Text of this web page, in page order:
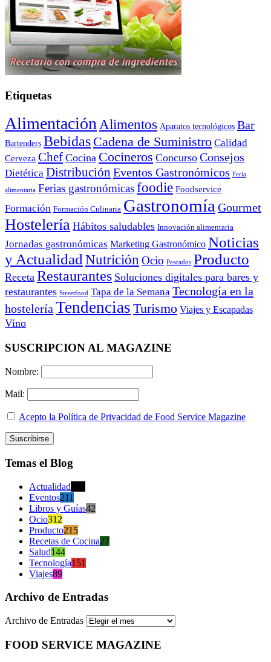
Etiquetas
Alimentación Alimentos Aparatos tecnológicos Bar
Bartenders Bebidas Cadena de Suministro Calidad
Cerveza Chef Cocina Cocineros Concurso Consejos
Dietética Distribución Eventos Gastronómicos Feria
alimentaria Ferias gastronómicasfoodie Foodservice
Formación Formación Culinaria Gastronomía Gourmet
Hostelería Hábitos saludables Innovación alimentaria
Jornadas gastronómicas Marketing Gastronómico Noticias
y Actualidad Nutrición Ocio Pescados Producto
Receta Restaurantes Soluciones digitales para bares y
restaurantes Streetfood Tapa de la Semana Tecnología en la
hostelería Tendencias Turismo Viajes y Escapadas
Vino
SUSCRIPCION AL MAGAZINE
Nombre:
Mail:
Acepto la Política de Privacidad de Food Service Magazine
Temas el Blog
Actualidad
Eventos211
Libros y Guías42
Ocio312
Producto215
Recetas de Cocina27
Salud144
Tecnología151
Viajes89
Archivo de Entradas
Archivo de Entradas
FOOD SERVICE MAGAZINE